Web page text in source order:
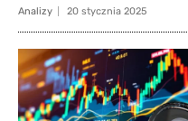
Analizy 20 stycznia 2025